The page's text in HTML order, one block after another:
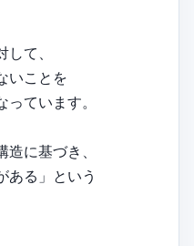
て、
いことを
ています。
造に基づき、
ある」という